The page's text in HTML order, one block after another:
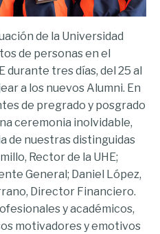
de la Universidad
de personas en el
durante tres días, del 25 al
a los nuevos Alumni. En
de pregrado y posgrado
ceremonia inolvidable,
de nuestras distinguidas
Rector de la UHE;
General; Daniel López,
Director Financiero.
y académicos,
motivadores y emotivos